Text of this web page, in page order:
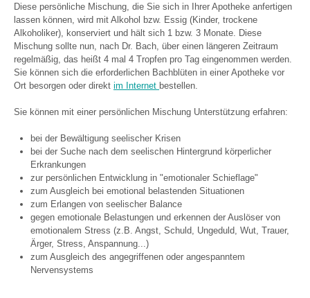
Diese persönliche Mischung, die Sie sich in Ihrer Apotheke anfertigen
lassen können, wird mit Alkohol bzw. Essig (Kinder, trockene
Alkoholiker), konserviert und hält sich 1 bzw. 3 Monate. Diese
Mischung sollte nun, nach Dr. Bach, über einen längeren Zeitraum
regelmäßig, das heißt 4 mal 4 Tropfen pro Tag eingenommen werden.
Sie können sich die erforderlichen Bachblüten in einer Apotheke vor
Ort besorgen oder direkt im Internet bestellen.
Sie können mit einer persönlichen Mischung Unterstützung erfahren:
bei der Bewältigung seelischer Krisen
bei der Suche nach dem seelischen Hintergrund körperlicher
Erkrankungen
zur persönlichen Entwicklung in "emotionaler Schieflage"
zum Ausgleich bei emotional belastenden Situationen
zum Erlangen von seelischer Balance
gegen emotionale Belastungen und erkennen der Auslöser von
emotionalem Stress (z.B. Angst, Schuld, Ungeduld, Wut, Trauer,
Ärger, Stress, Anspannung...)
zum Ausgleich des angegriffenen oder angespanntem
Nervensystems